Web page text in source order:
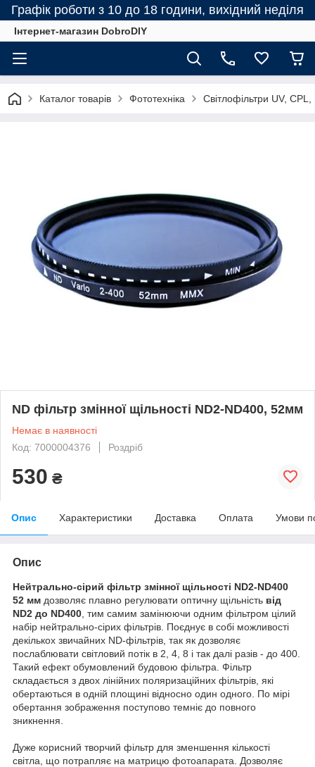
Графік роботи з 10 до 18 години, вихідний неділя
Інтернет-магазин DobroDIY
Каталог товарів Фототехніка Світлофільтри UV, CPL,
ND фільтр змінної щільності ND2-ND400, 52мм
Немає в наявності
Код: 7000004376
Роздріб
530 ₴
Опис Характеристики Доставка Оплата Умови
Опис
Нейтрально-сірий фільтр змінної щільності ND2-ND400
52 мм дозволяє плавно регулювати оптичну щільність від
ND2 до ND400 , тим самим замінюючи одним фільтром цілий
набір нейтрально-сірих фільтрів. Поєднує в собі можливості
декількох звичайних ND-фільтрів, так як дозволяє
послаблювати світловий потік в 2, 4, 8 і так далі разів - до 400.
Такий ефект обумовлений будовою фільтра. Фільтр
складається з двох лінійних поляризаційних фільтрів, які
обертаються в одній площині відносно один одного. По мірі
обертання зображення поступово темніє до повного
зникнення.
Дуже корисний творчий фільтр для зменшення кількості
світла, що потрапляє на матрицю фотоапарата. Дозволяє